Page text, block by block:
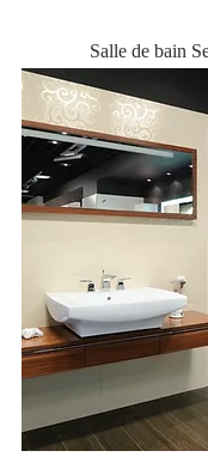
Salle de bain